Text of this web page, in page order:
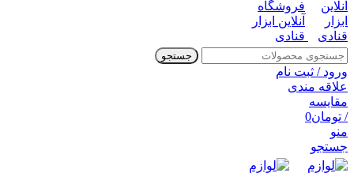
جستجو
ورود / ثبت نام
علاقه مندی
مقایسه
/ تومان0
منو
جستجو